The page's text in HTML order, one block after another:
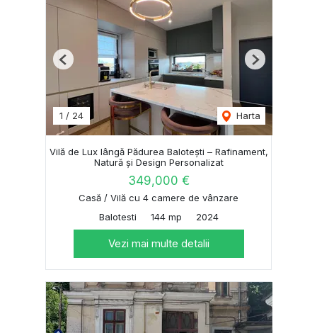
1 / 24 Harta
Previous Next
Vilă de Lux lângă Pădurea Balotești – Rafinament,
Natură și Design Personalizat
349,000 €
Casă / Vilă cu 4 camere de vânzare
Balotesti
144 mp 2024
Vezi mai multe detalii